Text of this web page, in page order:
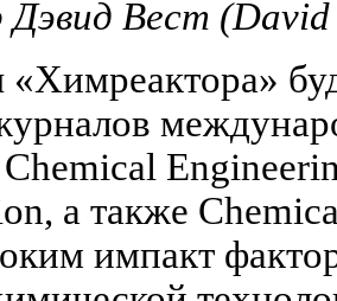
Дэвид Вест
а также
импакт